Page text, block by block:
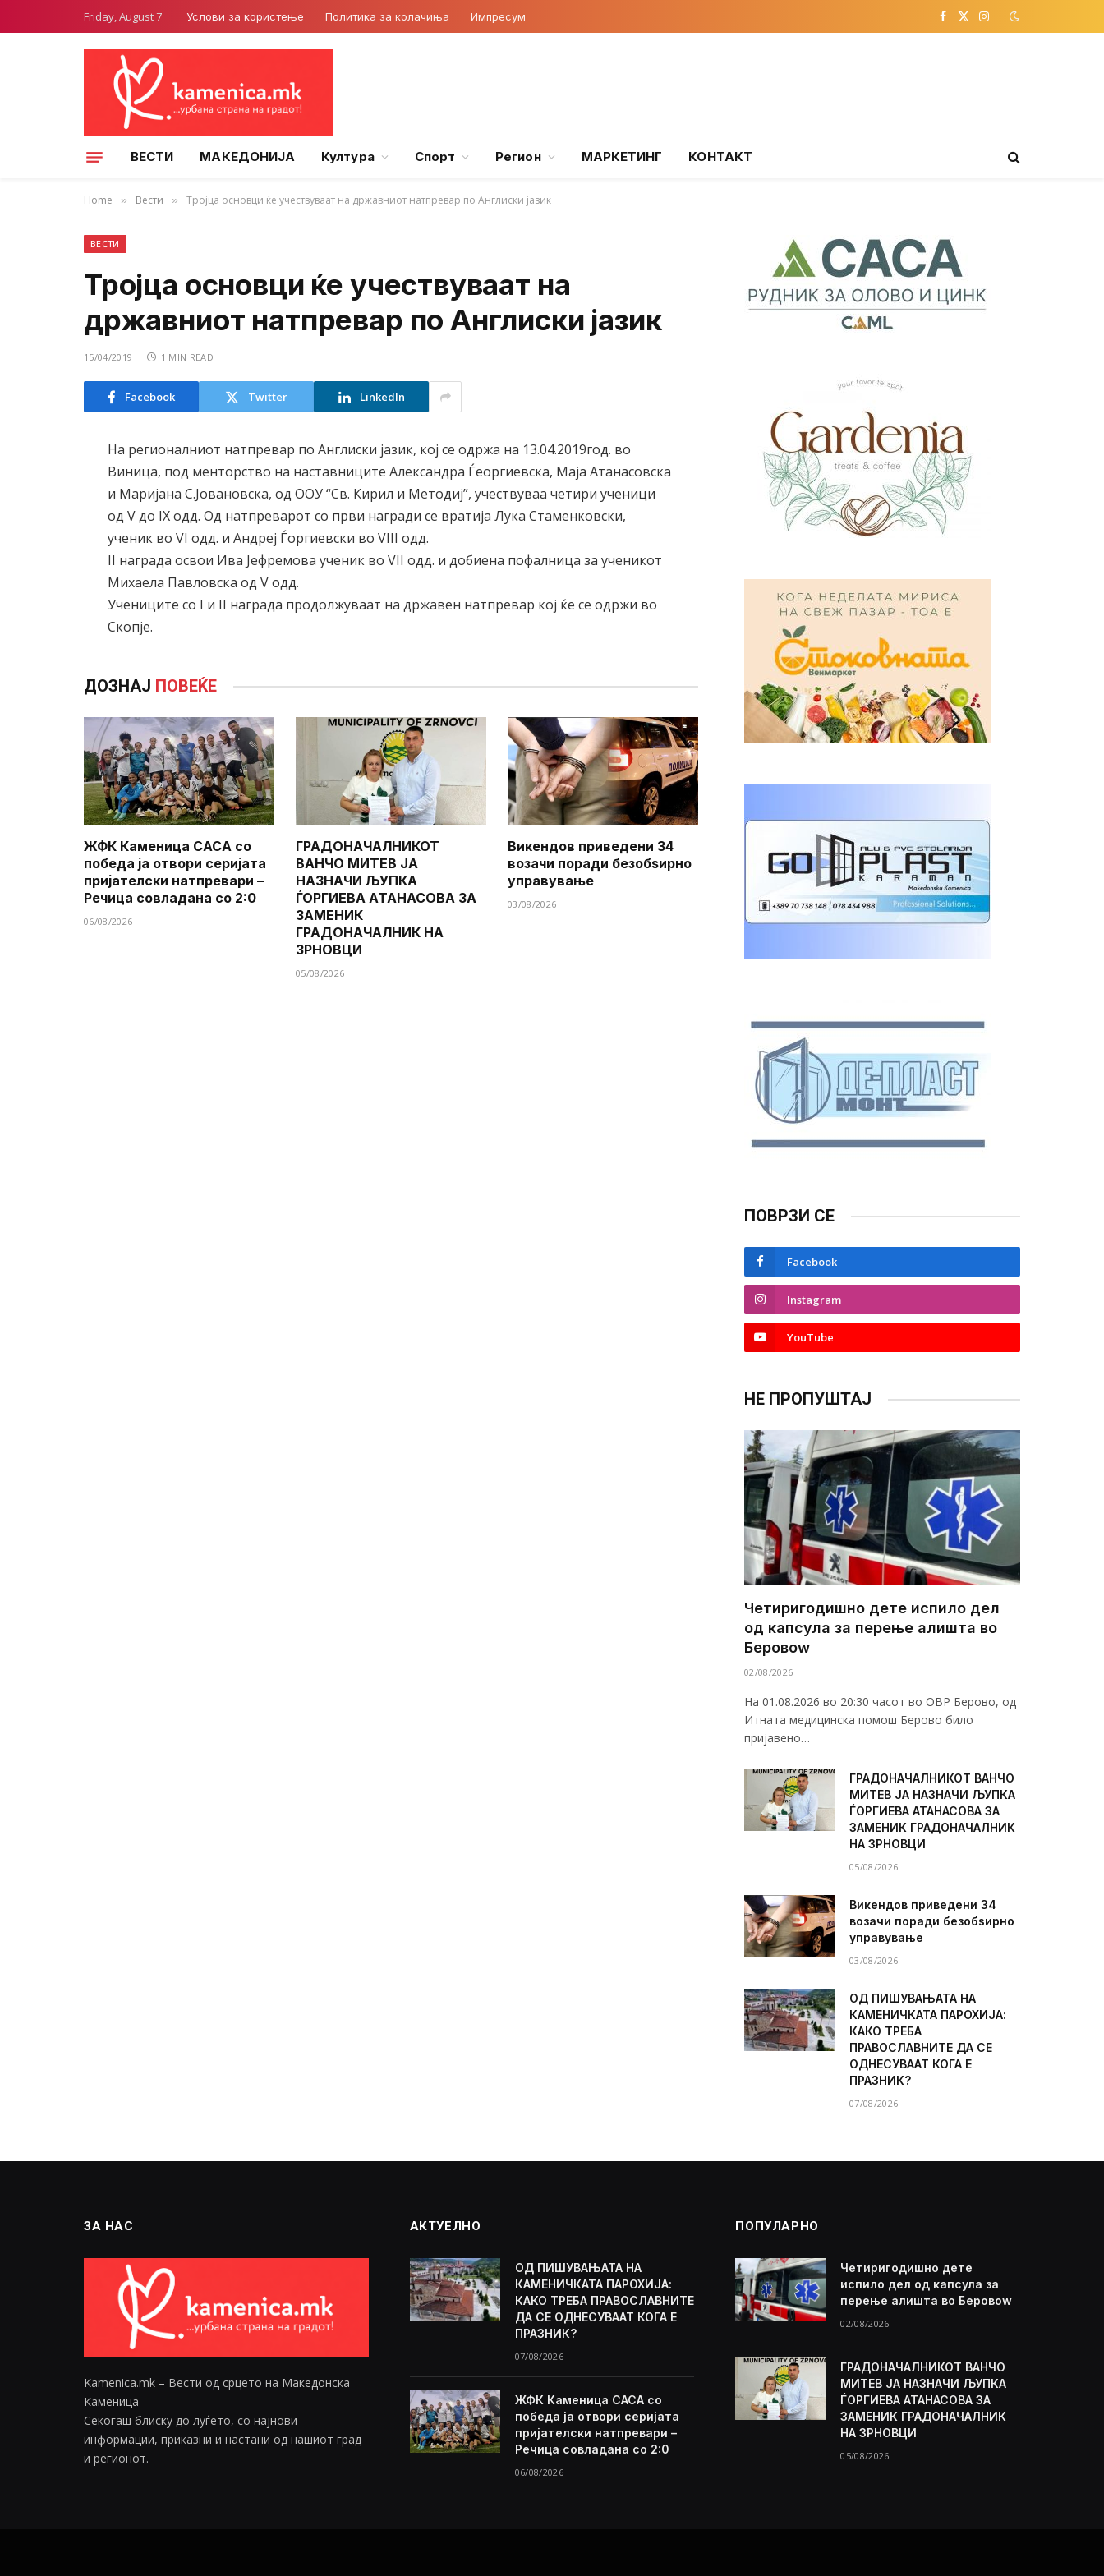
Friday, August 7 Услови за користење Политика за колачиња Импресум Facebook
X
Instagram
ВЕСТИ МАКЕДОНИЈА Култура Спорт Регион МАРКЕТИНГ КОНТАКТ
Home » Вести » Тројца основци ќе учествуваат на државниот натпревар по Англиски јазик
ВЕСТИ
Тројца основци ќе учествуваат на
државниот натпревар по Англиски јазик
15/04/2019 1 MIN READ
Facebook Twitter LinkedIn
На регионалниот натпревар по Англиски јазик, кој се одржа на 13.04.2019год. во
Виница, под менторство на наставниците Александра Ѓеоргиевска, Маја Атанасовска
и Маријана С.Јовановска, од ООУ “Св. Кирил и Методиј”, учествуваа четири ученици
од V до IX одд. Од натпреварот со први награди се вратија Лука Стаменковски,
ученик во VI одд. и Андреј Ѓоргиевски во VIII одд.
II награда освои Ива Јефремова ученик во VII одд. и добиена пофалница за ученикот
Михаела Павловска од V одд.
Учениците со I и II награда продолжуваат на државен натпревар кој ќе се одржи во
Скопје.
ДОЗНАЈ ПОВЕЌЕ
ЖФК Каменица САСА со
победа ја отвори серијата
пријателски натпревари –
Речица совладана со 2:0
06/08/2026
ГРАДОНАЧАЛНИКОТ
ВАНЧО МИТЕВ ЈА
НАЗНАЧИ ЉУПКА
ЃОРГИЕВА АТАНАСОВА ЗА
ЗАМЕНИК
ГРАДОНАЧАЛНИК НА
ЗРНОВЦИ
05/08/2026
Викендов приведени 34
возачи поради безобѕирно
управување
03/08/2026
ПОВРЗИ СЕ
Facebook
Instagram
YouTube
НЕ ПРОПУШТАЈ
Четиригодишно дете испило дел
од капсула за перење алишта во
Беровоw
02/08/2026
На 01.08.2026 во 20:30 часот во ОВР Берово, од
Итната медицинска помош Берово било
пријавено…
ГРАДОНАЧАЛНИКОТ ВАНЧО
МИТЕВ ЈА НАЗНАЧИ ЉУПКА
ЃОРГИЕВА АТАНАСОВА ЗА
ЗАМЕНИК ГРАДОНАЧАЛНИК
НА ЗРНОВЦИ
05/08/2026
Викендов приведени 34
возачи поради безобѕирно
управување
03/08/2026
ОД ПИШУВАЊАТА НА
КАМЕНИЧКАТА ПАРОХИЈА:
КАКО ТРЕБА
ПРАВОСЛАВНИТЕ ДА СЕ
ОДНЕСУВААТ КОГА Е
ПРАЗНИК?
07/08/2026
ЗА НАС
Kamenica.mk – Вести од срцето на Македонска
Каменица
Секогаш блиску до луѓето, со најнови
информации, приказни и настани од нашиот град
и регионот.
АКТУЕЛНО
ОД ПИШУВАЊАТА НА
КАМЕНИЧКАТА ПАРОХИЈА:
КАКО ТРЕБА ПРАВОСЛАВНИТЕ
ДА СЕ ОДНЕСУВААТ КОГА Е
ПРАЗНИК?
07/08/2026
ЖФК Каменица САСА со
победа ја отвори серијата
пријателски натпревари –
Речица совладана со 2:0
06/08/2026
ПОПУЛАРНО
Четиригодишно дете
испило дел од капсула за
перење алишта во Беровоw
02/08/2026
ГРАДОНАЧАЛНИКОТ ВАНЧО
МИТЕВ ЈА НАЗНАЧИ ЉУПКА
ЃОРГИЕВА АТАНАСОВА ЗА
ЗАМЕНИК ГРАДОНАЧАЛНИК
НА ЗРНОВЦИ
05/08/2026